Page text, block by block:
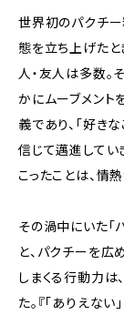
世界初のパクチー
態を立ち上げたと
人・友人は多数。
かにムーブメント
義であり、「好き
信じて邁進してい
こったことは、情
その渦中にいた「
と、パクチーを
しまくる行動力は
た。『「ありえな